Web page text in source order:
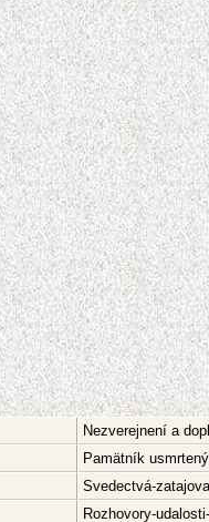
Nezverejnení a
Pamätník
Svedectvá-
Rozhovory-